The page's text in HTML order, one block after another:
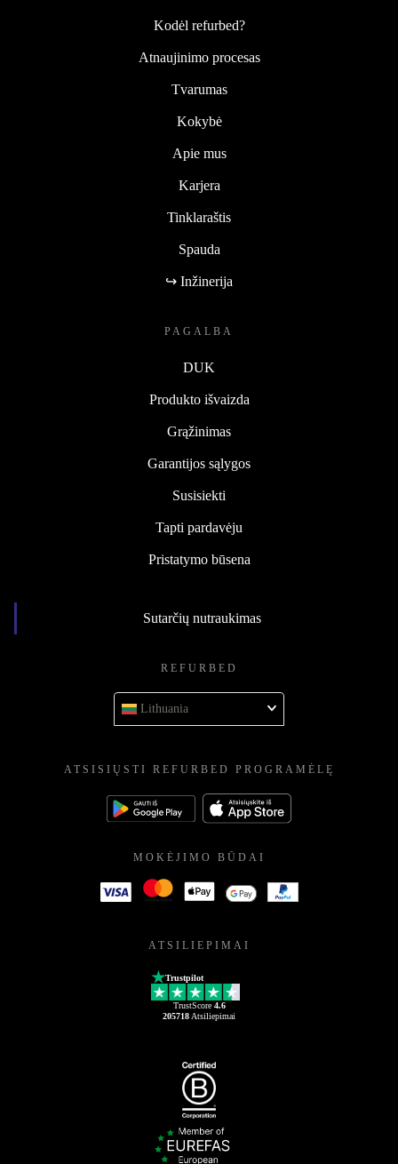
Kodėl refurbed?
Atnaujinimo procesas
Tvarumas
Kokybė
Apie mus
Karjera
Tinklaraštis
Spauda
↪ Inžinerija
PAGALBA
DUK
Produkto išvaizda
Grąžinimas
Garantijos sąlygos
Susisiekti
Tapti pardavėju
Pristatymo būsena
Sutarčių nutraukimas
REFURBED
Lithuania
ATSISIŲSTI REFURBED PROGRAMĖLĘ
MOKĖJIMO BŪDAI
ATSILIEPIMAI
Trustpilot
TrustScore 4.6
205718 Atsiliepimai